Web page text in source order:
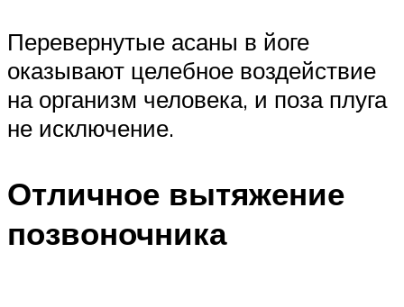
Перевернутые асаны в йоге
оказывают целебное воздействие
на организм человека, и поза плуга
не исключение.
Отличное вытяжение
позвоночника